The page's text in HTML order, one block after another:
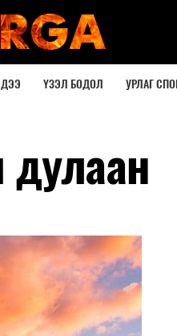
ҮЗЭЛ БОДОЛ УРЛАГ
дулаан